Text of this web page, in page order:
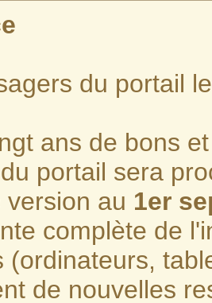
du portail
ans de bons
portail sera
version au 1er
complète de
(ordinateurs,
de nouvelles